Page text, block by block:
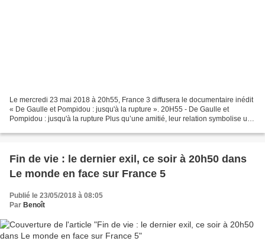
Le mercredi 23 mai 2018 à 20h55, France 3 diffusera le documentaire inédit
« De Gaulle et Pompidou : jusqu'à la rupture ». 20H55 - De Gaulle et
Pompidou : jusqu'à la rupture Plus qu’une amitié, leur relation symbolise un
Fin de vie : le dernier exil, ce soir à 20h50 dans
Le monde en face sur France 5
Publié le 23/05/2018 à 08:05
Par Benoît